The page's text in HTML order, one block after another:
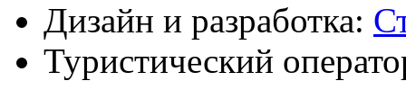
Дизайн и разработка:
Туристический